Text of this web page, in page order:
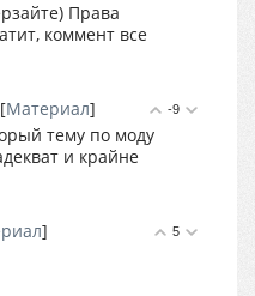
Права
коммент все
-9
[Материал]
тему по моду
и крайне
5
]